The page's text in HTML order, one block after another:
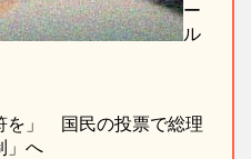
ー
ル
を」 国民の投票で総理
」へ